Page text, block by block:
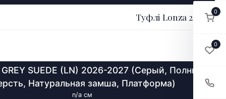
Туфлі Lonza 220035
SUEDE (LN) 2026-2027 (Серый, Полный
Натуральная замша, Платформа)
n/a см
0
0